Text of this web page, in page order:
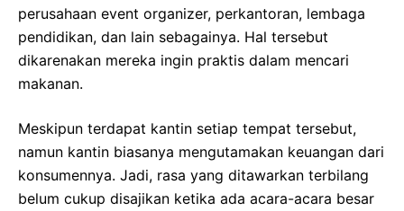
perusahaan event organizer, perkantoran, lembaga
pendidikan, dan lain sebagainya. Hal tersebut
dikarenakan mereka ingin praktis dalam mencari
makanan.
Meskipun terdapat kantin setiap tempat tersebut,
namun kantin biasanya mengutamakan keuangan dari
konsumennya. Jadi, rasa yang ditawarkan terbilang
belum cukup disajikan ketika ada acara-acara besar